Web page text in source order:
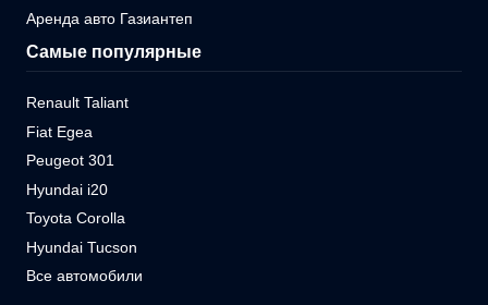
Аренда авто Газиантеп
Самые популярные
Renault Taliant
Fiat Egea
Peugeot 301
Hyundai i20
Toyota Corolla
Hyundai Tucson
Все автомобили